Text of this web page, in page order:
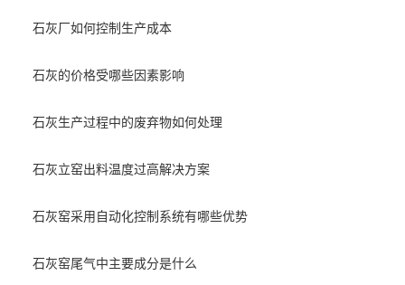
石灰厂如何控制生产成本
石灰的价格受哪些因素影响
石灰生产过程中的废弃物如何处理
石灰立窑出料温度过高解决方案
石灰窑采用自动化控制系统有哪些优势
石灰窑尾气中主要成分是什么